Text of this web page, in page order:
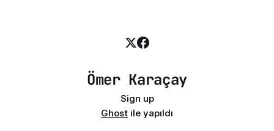
Ömer Karaçay
Sign up
Ghost ile yapıldı